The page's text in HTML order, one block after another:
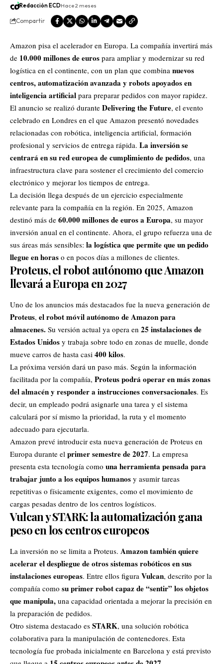
Redacción ECDHace 2 meses
Compartir
Amazon pisa el acelerador en Europa. La compañía invertirá más
de 10.000 millones de euros para ampliar y modernizar su red
logística en el continente, con un plan que combina nuevos
centros, automatización avanzada y robots apoyados en
inteligencia artificial para preparar pedidos con mayor rapidez.
El anuncio se realizó durante Delivering the Future, el evento
celebrado en Londres en el que Amazon presentó novedades
relacionadas con robótica, inteligencia artificial, formación
profesional y servicios de entrega rápida. La inversión se
centrará en su red europea de cumplimiento de pedidos, una
infraestructura clave para sostener el crecimiento del comercio
electrónico y mejorar los tiempos de entrega.
La decisión llega después de un ejercicio especialmente
relevante para la compañía en la región. En 2025, Amazon
destinó más de 60.000 millones de euros a Europa, su mayor
inversión anual en el continente. Ahora, el grupo refuerza una de
sus áreas más sensibles: la logística que permite que un pedido
llegue en horas o en pocos días a millones de clientes.
Proteus, el robot autónomo que Amazon
llevará a Europa en 2027
Uno de los anuncios más destacados fue la nueva generación de
Proteus, el robot móvil autónomo de Amazon para
almacenes. Su versión actual ya opera en 25 instalaciones de
Estados Unidos y trabaja sobre todo en zonas de muelle, donde
mueve carros de hasta casi 400 kilos.
La próxima versión dará un paso más. Según la información
facilitada por la compañía, Proteus podrá operar en más zonas
del almacén y responder a instrucciones conversacionales. Es
decir, un empleado podrá asignarle una tarea y el sistema
calculará por sí mismo la prioridad, la ruta y el momento
adecuado para ejecutarla.
Amazon prevé introducir esta nueva generación de Proteus en
Europa durante el primer semestre de 2027. La empresa
presenta esta tecnología como una herramienta pensada para
trabajar junto a los equipos humanos y asumir tareas
repetitivas o físicamente exigentes, como el movimiento de
cargas pesadas dentro de los centros logísticos.
Vulcan y STARK: la automatización gana
peso en los centros europeos
La inversión no se limita a Proteus. Amazon también quiere
acelerar el despliegue de otros sistemas robóticos en sus
instalaciones europeas. Entre ellos figura Vulcan, descrito por la
compañía como su primer robot capaz de “sentir” los objetos
que manipula, una capacidad orientada a mejorar la precisión en
la preparación de pedidos.
Otro sistema destacado es STARK, una solución robótica
colaborativa para la manipulación de contenedores. Esta
tecnología fue probada inicialmente en Barcelona y está previsto